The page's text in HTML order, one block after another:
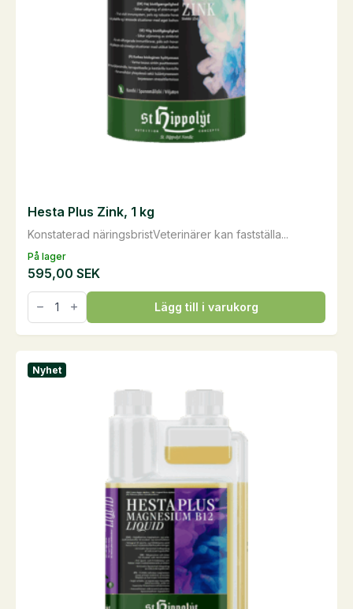
På lager
Konstaterad näringsbristVeterinärer kan fastställa...
Hesta Plus Zink, 1 kg
595,00 SEK
Hesta
Plus
Zink,
1
mängd
Lägg till i varukorg
Nyhet